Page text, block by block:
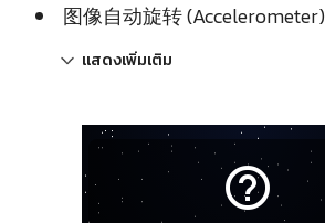
图像自动旋转 (Accelerometer)
แสดงเพิ่มเติม
help_outline